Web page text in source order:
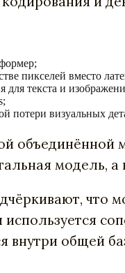
пикселей вместо
для текста и
потери визуальных
объединённой
модель,
что
внутри общей